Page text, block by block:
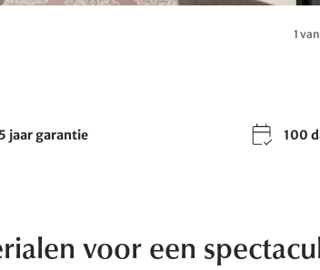
1
5 jaar garantie 100
voor een